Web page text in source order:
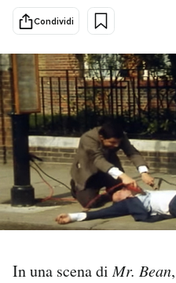
Cultura
Economia
Sport
PODCAST
NEWSLETTER
I MIEI PREFERITI
Condividi
In una scena diMr. Bean